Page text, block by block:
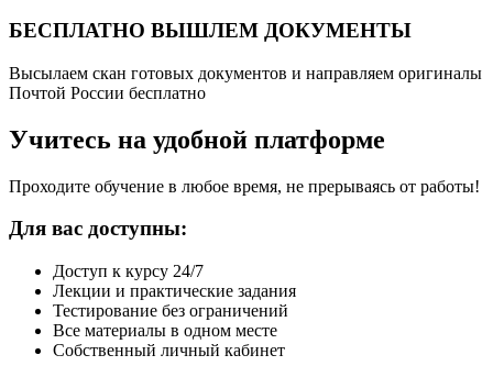
БЕСПЛАТНО ВЫШЛЕМ ДОКУМЕНТЫ
Высылаем скан готовых документов и направляем оригиналы
Почтой России бесплатно
Учитесь на удобной платформе
Проходите обучение в любое время, не прерываясь от работы!
Для вас доступны:
Доступ к курсу 24/7
Лекции и практические задания
Тестирование без ограничений
Все материалы в одном месте
Собственный личный кабинет